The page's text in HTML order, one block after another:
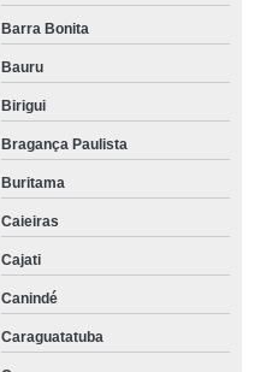
Barra Bonita
Bauru
Birigui
Bragança Paulista
Buritama
Caieiras
Cajati
Canindé
Caraguatatuba